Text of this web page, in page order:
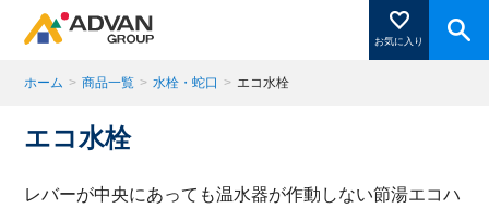
お気に入り
商品ページにある「お気に入り登録」を押すと登録した
ホーム > 商品一覧 > 水栓・蛇口 > エコ水栓
エコ水栓
レバーが中央にあっても温水器が作動しない節湯エコハ